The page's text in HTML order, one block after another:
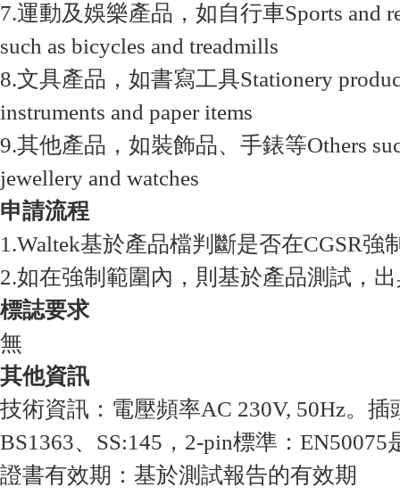
7.運動及娛樂產品，如自行車Sports and
such as bicycles and treadmills
8.文具產品，如書寫工具Stationery
instruments and paper items
9.其他產品，如裝飾品、手錶等Others
jewellery and watches
申請流程
1.Waltek基於產品檔判斷是否在CGSR強
2.如在強制範圍內，則基於產品測試，
標誌要求
無
其他資訊
技術資訊：電壓頻率AC 230V, 50Hz。插
BS1363、SS:145，2-pin標準：
證書有效期：基於測試報告的有效期